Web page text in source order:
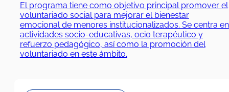
El programa tiene como objetivo principal promover el
voluntariado social para mejorar el bienestar
emocional de menores institucionalizados. Se centra en
actividades socio-educativas, ocio terapéutico y
refuerzo pedagógico, así como la promoción del
voluntariado en este ámbito.